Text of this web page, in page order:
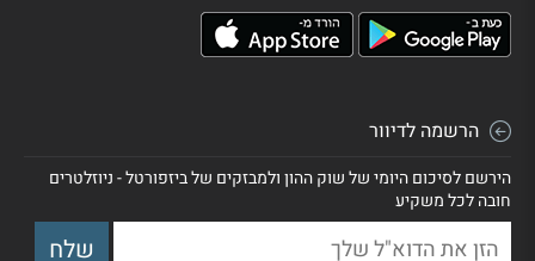
הרשמה לדיוור
הירשם לסיכום היומי של שוק ההון ולמבזקים של ביזפורטל - ניוזלטרים
חובה לכל משקיע